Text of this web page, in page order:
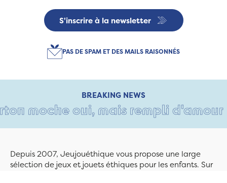
S'inscrire à la newsletter
PAS DE SPAM ET DES MAILS RAISONNÉS
BREAKING NEWS
moche oui, mais rempli d'amour •
Depuis 2007, Jeujouéthique vous propose une large
sélection de jeux et jouets éthiques pour les enfants. Sur